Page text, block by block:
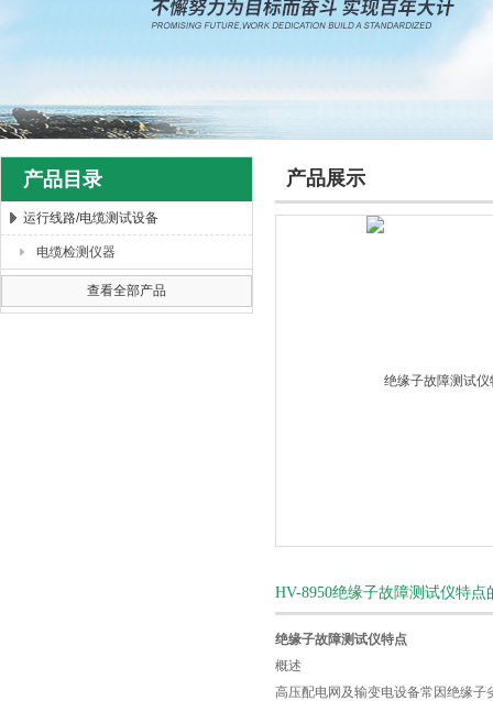
扬州海沃电气科技发展有限公司
产品目录
运行线路/电缆测试设备
电缆检测仪器
查看全部产品
产品展示
HV-8950绝缘子故障测试仪特点
绝缘子故障测试仪特点
概述
高压配电网及输变电设备常因绝缘